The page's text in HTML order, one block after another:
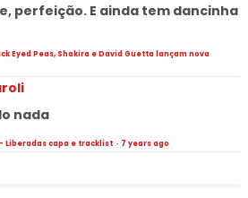
perfeição. E ainda tem dancinha
Eyed Peas, Shakira e David Guetta lançam nova
nada
Liberadas capa e tracklist · 7 years ago